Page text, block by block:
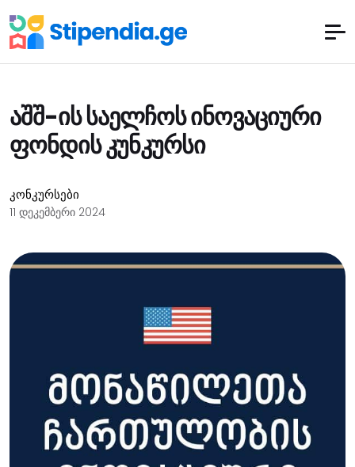
აშშ-ის საელჩოს ინოვაციური
ფონდის კუნკურსი
კონკურსები
11 დეკემბერი 2024